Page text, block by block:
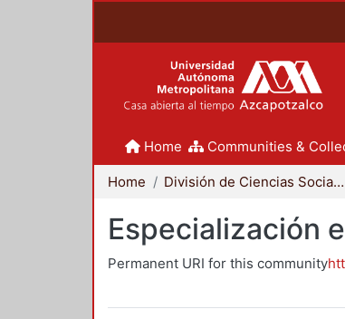
Home Communities &
Home División de Ciencias Sociales y Humanidades
Especialización
Permanent URI for this community